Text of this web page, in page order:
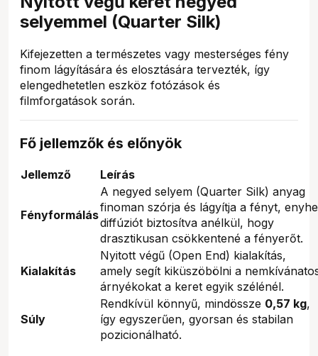
selyemmel (Quarter Silk)
Kifejezetten a természetes vagy mesterséges fény
finom lágyítására és elosztására tervezték, így
elengedhetetlen eszköz fotózások és
filmforgatások során.
Fő jellemzők és előnyök
Jellemző Leírás
Fényformálás
A negyed selyem (Quarter Silk) anyag
finoman szórja és lágyítja a fényt, enyhe
diffúziót biztosítva anélkül, hogy
drasztikusan csökkentené a fényerőt.
Kialakítás
Nyitott végű (Open End) kialakítás,
amely segít kiküszöbölni a
árnyékokat a keret egyik szélénél.
Súly
Rendkívül könnyű, mindössze 0,57 kg,
így egyszerűen, gyorsan és stabilan
pozicionálható.